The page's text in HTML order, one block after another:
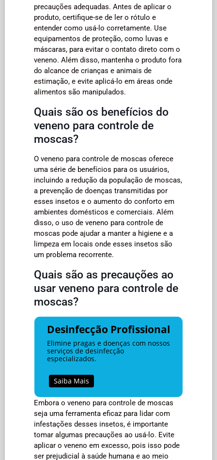
precauções adequadas. Antes de aplicar o
produto, certifique-se de ler o rótulo e
entender como usá-lo corretamente. Use
equipamentos de proteção, como luvas e
máscaras, para evitar o contato direto com o
veneno. Além disso, mantenha o produto fora
do alcance de crianças e animais de
estimação, e evite aplicá-lo em áreas onde
alimentos são manipulados.
Quais são os benefícios do
veneno para controle de
moscas?
O veneno para controle de moscas oferece
uma série de benefícios para os usuários,
incluindo a redução da população de moscas,
a prevenção de doenças transmitidas por
esses insetos e o aumento do conforto em
ambientes domésticos e comerciais. Além
disso, o uso de veneno para controle de
moscas pode ajudar a manter a higiene e a
limpeza em locais onde esses insetos são
um problema recorrente.
Quais são as precauções ao
usar veneno para controle de
moscas?
Desinfecção Profissional
Elimine pragas e doenças com nossos
serviços de desinfecção
especializados.
Saiba Mais
Embora o veneno para controle de moscas
seja uma ferramenta eficaz para lidar com
infestações desses insetos, é importante
tomar algumas precauções ao usá-lo. Evite
aplicar o veneno em excesso, pois isso pode
ser prejudicial à saúde humana e ao meio